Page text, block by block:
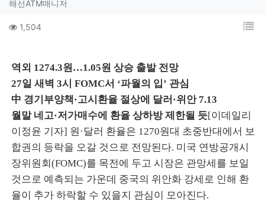
작성자 정보
해선ATM매니저
컨텐츠 정보
1,504 목
역외 1274.3원…1.05원 상승 출발 전망
27일 새벽 3시 FOMC서 ‘파월의 입’ 관심
中 경기부양책·고시환율 절상에 달러·위안 7.13
월말 네고·저가매수에 환율 상하방 제한될 듯[이데일리
이정윤 기자] 원·달러 환율은 1270원대 초중반대에서 보
합권의 등락을 오갈 것으로 전망된다. 미국 연방공개시
장위원회(FOMC)를 목전에 두고 시장은 관망세를 보일
것으로 예측되는 가운데 중국의 위안화 강세로 인해 환
율이 추가 하락할 수 있을지 관심이 모아진다.